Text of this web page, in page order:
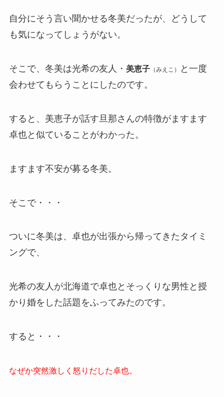
自分にそう言い聞かせる冬美だったが、どうして
も気になってしょうがない。
そこで、冬美は光希の友人・ 美恵子（みえこ）
と一度
会わせてもらうことにしたのです。
すると、美恵子が話す旦那さんの特徴がますます
卓也と似ていることがわかった。
ますます不安が募る冬美。
そこで・・・
ついに冬美は、卓也が出張から帰ってきたタイミ
ングで、
光希の友人が北海道で卓也とそっくりな男性と授
かり婚をした話題をふってみたのです。
すると・・・
なぜか突然激しく怒りだした卓也。